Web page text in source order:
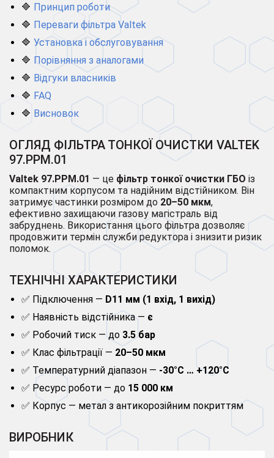
🔷 Принцип роботи
🔷 Переваги фільтра Valtek
🔷 Установка і обслуговування
🔷 Порівняння з аналогами
🔷 Відгуки власників
🔷 FAQ
🔷 Висновок
ОГЛЯД ФІЛЬТРА ТОНКОЇ ОЧИСТКИ VALTEK
97.PPM.01
Valtek 97.PPM.01 — це фільтр тонкої очистки ГБО із
компактним корпусом та надійним відстійником. Він
затримує частинки розміром до 20–50 мкм,
ефективно захищаючи газову магістраль від
забруднень. Використання цього фільтра дозволяє
продовжити термін служби редуктора і знизити ризик
поломок.
ТЕХНІЧНІ ХАРАКТЕРИСТИКИ
✅ Підключення — D11 мм (1 вхід, 1 вихід)
✅ Наявність відстійника — є
✅ Робочий тиск — до 3.5 бар
✅ Клас фільтрації — 20–50 мкм
✅ Температурний діапазон — -30°C … +120°C
✅ Ресурс роботи — до 15 000 км
✅ Корпус — метал з антикорозійним покриттям
ВИРОБНИК